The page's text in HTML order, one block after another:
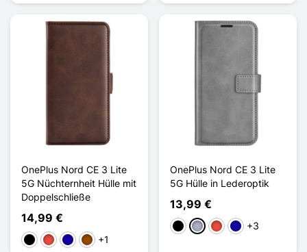
OnePlus Nord CE 3 Lite
5G Nüchternheit Hülle mit
Doppelschließe
14,99 €
Schwarz
Rot Dunkelblau
Braun
+1
OnePlus Nord CE 3 Lite
5G Hülle in Lederoptik
13,99 €
Schwarz
GrauRot Dunkelblau
+3